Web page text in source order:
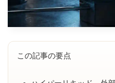
この記事の要点